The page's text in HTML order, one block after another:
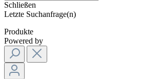
Schließen
Letzte Suchanfrage(n)
Produkte
Powered by